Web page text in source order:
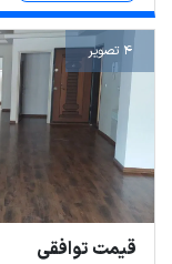
4 تصویر
قیمت توافقی